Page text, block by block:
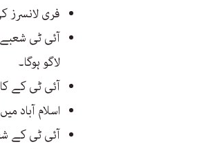
فری
لاگو ہوگا۔
آئی ٹی کے کاروبار کے لیے 5
اسلام آباد میں آئی